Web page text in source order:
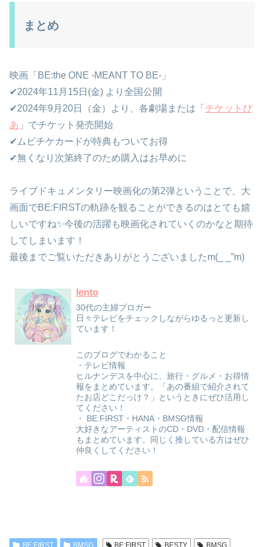
まとめ
映画「BE:the ONE -MEANT TO BE-」
✔2024年11月15日(金) より全国公開
✔2024年9月20日（金）より、各劇場または「 チケットぴ
あ 」でチケット発売開始
✔ムビチケカードが特典もついてお得
✔無くなり次第終了のため購入はお早めに
ライブドキュメンタリー映画化の第2弾ということで、大
画面でBE:FIRSTの軌跡を観ることができるのはとても嬉
しいですね✨今後の活躍も映画化されていくのかなと期待
してしまいます！
最後までご覧いただきありがとうございましたm(_ _”m)
lento
30代の主婦ブロガー
日々テレビをチェックしながらゆるっと更新し
ています！
このブログでわかること
・テレビ情報
ヒルナンデスを中心に、旅行・グルメ・お得情
報をまとめています。「あの番組で紹介されて
たお店どこだっけ？」というときにぜひ活用し
てください！
・ BE:FIRST・HANA・BMSG情報
大好きなアーティストのCD・DVD・配信情報
もまとめています。同じく推している方はぜひ
仲良くしてください！
BE:FIRST BMSG BE:FIRST BESTY
BMSG